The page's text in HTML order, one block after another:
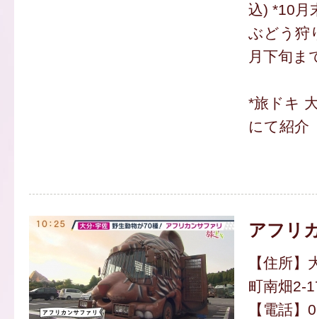
込) *10月
ぶどう狩
月下旬ま
*旅ドキ
にて紹介
アフリ
【住所
町南畑2-
【電話